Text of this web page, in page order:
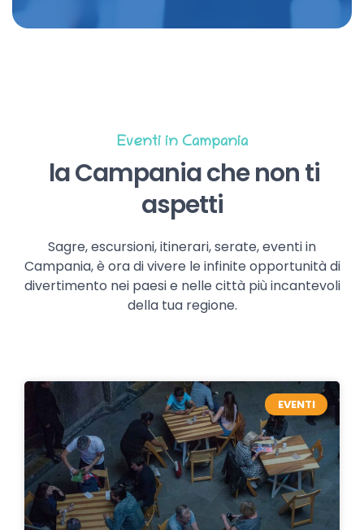
Eventi in Campania
la Campania che non ti
aspetti
Sagre, escursioni, itinerari, serate, eventi in
Campania, è ora di vivere le infinite opportunità di
divertimento nei paesi e nelle città più incantevoli
della tua regione.
EVENTI